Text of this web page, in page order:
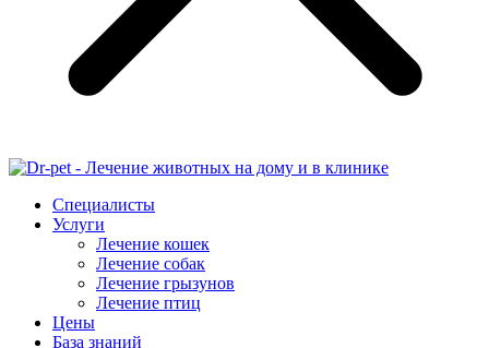
Специалисты
Услуги
Лечение кошек
Лечение собак
Лечение грызунов
Лечение птиц
Цены
База знаний